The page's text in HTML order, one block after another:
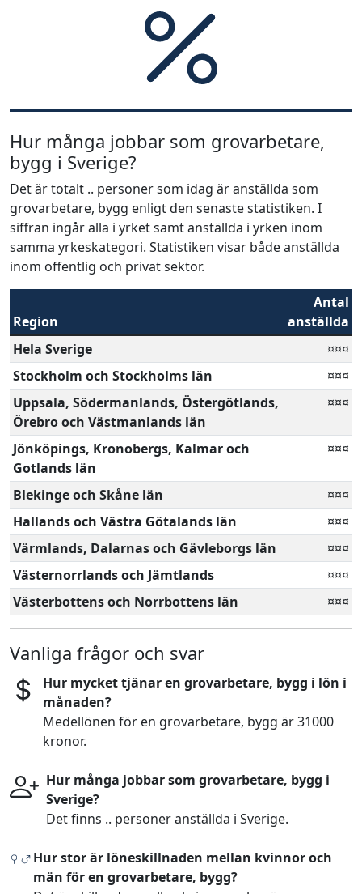
Hur många jobbar som grovarbetare,
bygg i Sverige?
Det är totalt .. personer som idag är anställda som
grovarbetare, bygg enligt den senaste statistiken. I
siffran ingår alla i yrket samt anställda i yrken inom
samma yrkeskategori. Statistiken visar både anställda
inom offentlig och privat sektor.
Region
Antal
anställda
Hela Sverige
¤¤¤
Stockholm och Stockholms län
¤¤¤
Uppsala, Södermanlands, Östergötlands,
Örebro och Västmanlands län
¤¤¤
Jönköpings, Kronobergs, Kalmar och
Gotlands län
¤¤¤
Blekinge och Skåne län
¤¤¤
Hallands och Västra Götalands län
¤¤¤
Värmlands, Dalarnas och Gävleborgs län
¤¤¤
Västernorrlands och Jämtlands
¤¤¤
Västerbottens och Norrbottens län
¤¤¤
Vanliga frågor och svar
Hur mycket tjänar en grovarbetare, bygg i lön i
månaden?
Medellönen för en grovarbetare, bygg är 31000
kronor.
Hur många jobbar som grovarbetare, bygg i
Sverige?
Det finns .. personer anställda i Sverige.
Hur stor är löneskillnaden mellan kvinnor och
män för en grovarbetare, bygg?